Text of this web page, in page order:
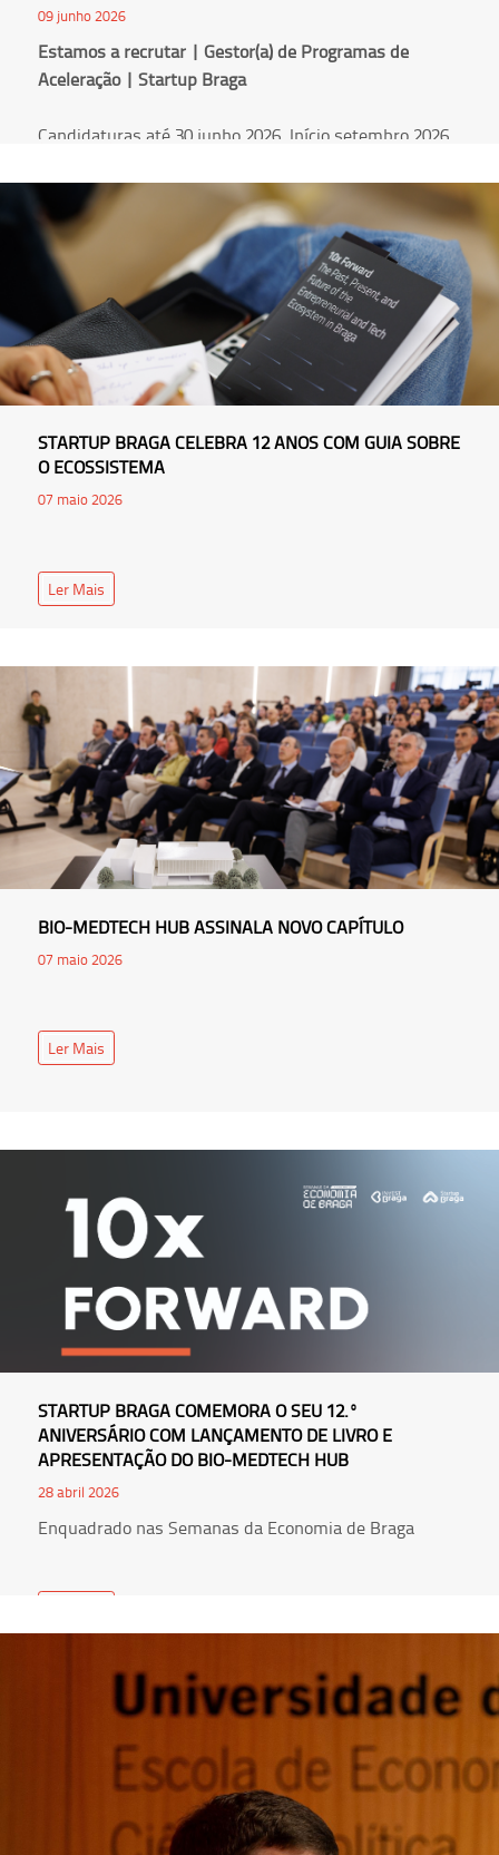
09 junho 2026
Estamos a recrutar | Gestor(a) de Programas de
Aceleração | Startup Braga
Candidaturas até 30 junho 2026. Início setembro 2026
Braga, Portugal (presencial)
STARTUP BRAGA CELEBRA 12 ANOS COM GUIA SOBRE
O ECOSSISTEMA
07 maio 2026
Ler Mais
BIO-MEDTECH HUB ASSINALA NOVO CAPÍTULO
07 maio 2026
Ler Mais
STARTUP BRAGA COMEMORA O SEU 12.º
ANIVERSÁRIO COM LANÇAMENTO DE LIVRO E
APRESENTAÇÃO DO BIO-MEDTECH HUB
28 abril 2026
Enquadrado nas Semanas da Economia de Braga